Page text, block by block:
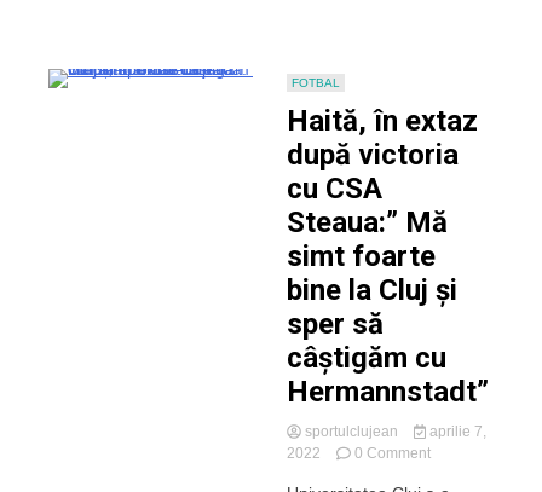
FOTBAL
Haită, în extaz
după victoria
cu CSA
Steaua:” Mă
simt foarte
bine la Cluj și
sper să
câștigăm cu
Hermannstadt”
sportulclujean
aprilie 7,
2022
0 Commenton